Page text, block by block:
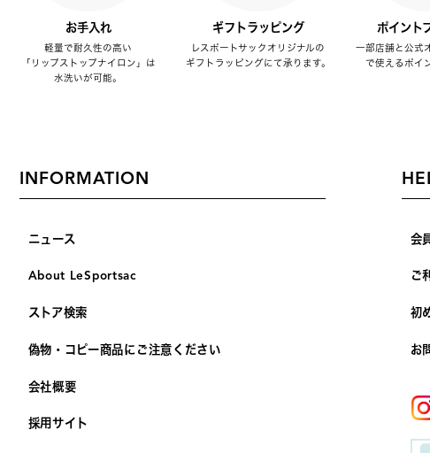
お手入れ
軽量で耐久性の高い
「リップストップナイロン」は
水洗いが可能。
ギフトラッピング
レスポートサックオリジナルの
ギフトラッピングにて承ります。
ポイント
一部店舗と公式
で使えるポイ
INFORMATION
ニュース
About LeSportsac
ストア検索
偽物・コピー商品にご注意ください
会社概要
採用サイト
会
ご
初
お